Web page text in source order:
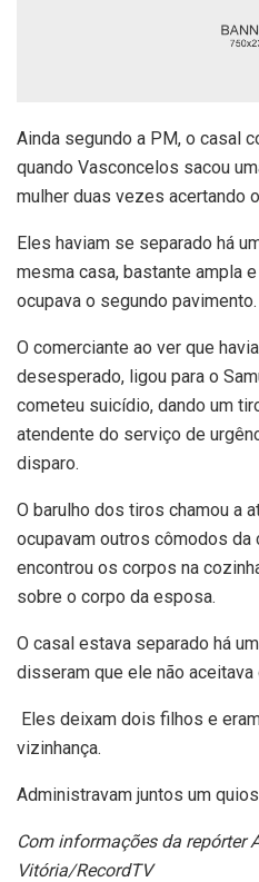
Ainda segundo a PM, o casal
quando Vasconcelos sacou
mulher duas vezes acertando
Eles haviam se separado há
mesma casa, bastante ampla
ocupava o segundo pavimento.
O comerciante ao ver que
desesperado, ligou para o
cometeu suicídio, dando um
atendente do serviço de
disparo.
O barulho dos tiros chamou a
ocupavam outros cômodos
encontrou os corpos na
sobre o corpo da esposa.
O casal estava separado há
disseram que ele não
Eles deixam dois filhos e
vizinhança.
Administravam juntos um
Com informações da repórter
Vitória/RecordTV